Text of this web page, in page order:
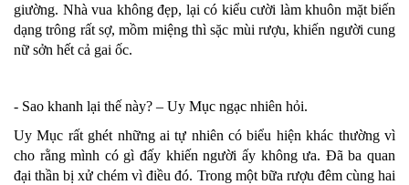
giường. Nhà vua không đẹp, lại có kiểu cười làm khuôn mặt biến
dạng trông rất sợ, mồm miệng thì sặc mùi rượu, khiến người cung
nữ sởn hết cả gai ốc.
- Sao khanh lại thế này? – Uy Mục ngạc nhiên hỏi.
Uy Mục rất ghét những ai tự nhiên có biểu hiện khác thường vì
cho rằng mình có gì đấy khiến người ấy không ưa. Đã ba quan
đại thần bị xử chém vì điều đó. Trong một bữa rượu đêm cùng hai